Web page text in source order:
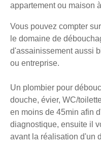
appartement ou maison à
Vous pouvez compter
le domaine de
d'assainissement aussi
ou entreprise.
Un plombier pour
douche, évier, WC/
en moins de 45min afin
diagnostique, ensuite il
avant la réalisation d'un